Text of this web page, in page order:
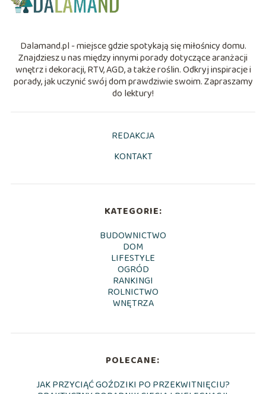
Dalamand.pl - miejsce gdzie spotykają się miłośnicy domu.
Znajdziesz u nas między innymi porady dotyczące aranżacji
wnętrz i dekoracji, RTV, AGD, a także roślin. Odkryj inspiracje i
porady, jak uczynić swój dom prawdziwie swoim. Zapraszamy
do lektury!
REDAKCJA
KONTAKT
KATEGORIE:
BUDOWNICTWO
DOM
LIFESTYLE
OGRÓD
RANKINGI
ROLNICTWO
WNĘTRZA
POLECANE:
JAK PRZYCIĄĆ GOŹDZIKI PO PRZEKWITNIĘCIU?